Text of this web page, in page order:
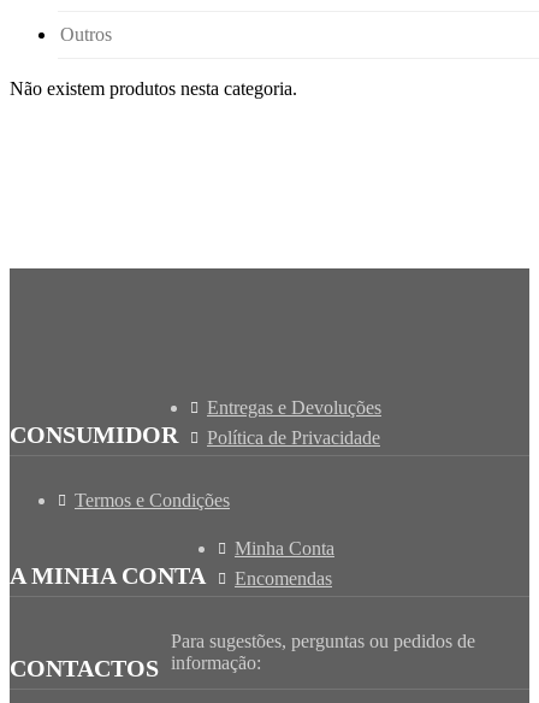
Outros
Não existem produtos nesta categoria.
CONSUMIDOR
Entregas e Devoluções
Política de Privacidade
Termos e Condições
A MINHA CONTA
Minha Conta
Encomendas
CONTACTOS
Para sugestões, perguntas ou pedidos de
informação: